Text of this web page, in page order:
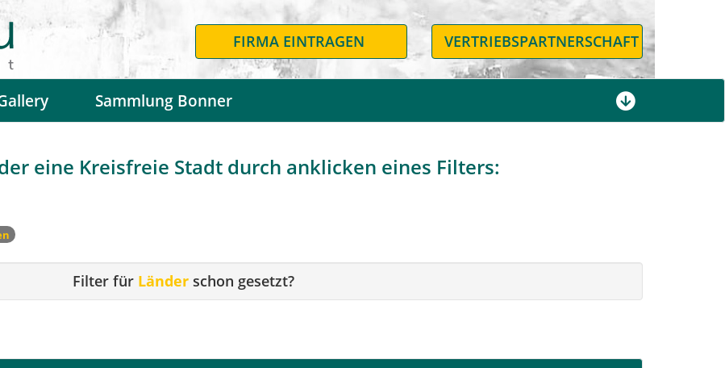
FIRMA EINTRAGEN VERTRIEBSPARTNERSCHAFT
Sammlung Bonner
eine Kreisfreie Stadt durch anklicken eines Filters:
Filter für Länderschon gesetzt?